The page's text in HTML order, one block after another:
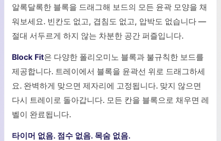
알록달록한 블록을 드래그해 보드의 모든 윤곽 모양을 채
워보세요. 빈칸도 없고, 겹침도 없고, 압박도 없습니다 —
절대 서두르게 하지 않는 차분한 공간 퍼즐입니다.
Block Fit은 다양한 폴리오미노 블록과 불규칙한 보드를
제공합니다. 트레이에서 블록을 윤곽선 위로 드래그하세
요. 완벽하게 맞으면 제자리에 고정됩니다. 맞지 않으면
다시 트레이로 돌아갑니다. 모든 칸을 블록으로 채우면 레
벨이 완료됩니다.
타이머 없음. 점수 없음. 목숨 없음.